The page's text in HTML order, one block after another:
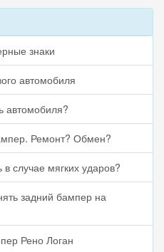
знаки
автомобиля
автомобиля?
Ремонт? Обмен?
в случае мягких ударов?
задний бампер на
Рено Логан